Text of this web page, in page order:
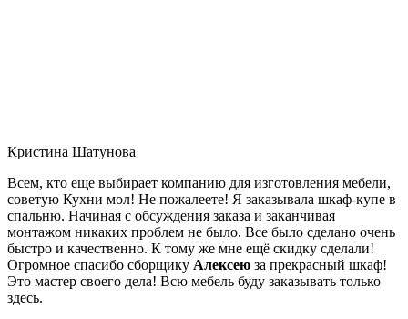
Кристина Шатунова
Всем, кто еще выбирает компанию для изготовления мебели,
советую Кухни мол! Не пожалеете! Я заказывала шкаф-купе в
спальню. Начиная с обсуждения заказа и заканчивая
монтажом никаких проблем не было. Все было сделано очень
быстро и качественно. К тому же мне ещё скидку сделали!
Огромное спасибо сборщику Алексею за прекрасный шкаф!
Это мастер своего дела! Всю мебель буду заказывать только
здесь.